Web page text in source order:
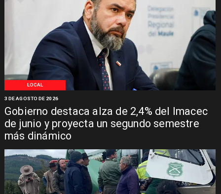
LOCAL
Gobierno destaca alza de 2,4% del Imacec
de junio y proyecta un segundo semestre
más dinámico
3 DE AGOSTO DE 2026